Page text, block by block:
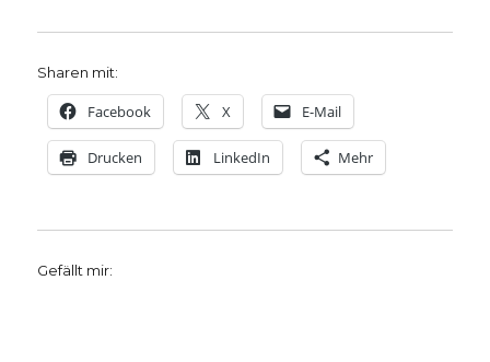
Sharen mit:
Facebook X E-Mail
Drucken LinkedIn Mehr
Gefällt mir: